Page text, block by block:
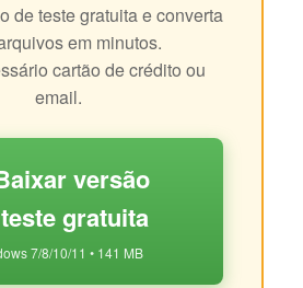
de teste gratuita e converta
em minutos.
cartão de crédito ou
email.
versão
gratuita
7/8/10/11 • 141 MB